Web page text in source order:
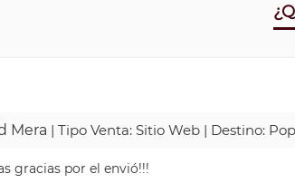
Mera | Tipo Venta: Sitio Web | Destino:
gracias por el envió!!!